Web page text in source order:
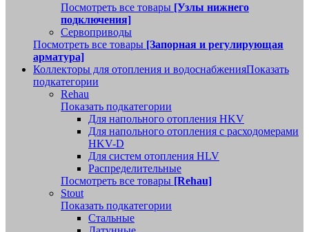
Посмотреть все товары [Узлы нижнего
подключения]
Сервоприводы
Посмотреть все товары [Запорная и регулирующая
арматура]
Коллекторы для отопления и водоснабженияПоказать
подкатегории
Rehau
Показать подкатегории
Для напольного отопления HKV
Для напольного отопления с расходомерами
HKV-D
Для систем отопления HLV
Распределительные
Посмотреть все товары [Rehau]
Stout
Показать подкатегории
Стальные